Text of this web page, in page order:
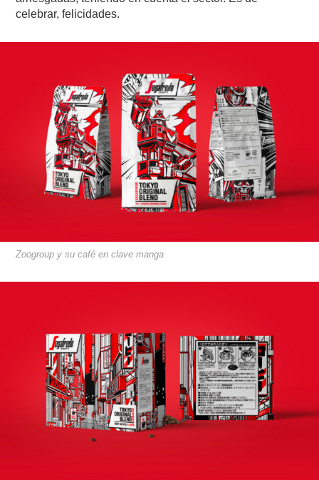
celebrar, felicidades.
Zoogroup y su café en clave manga